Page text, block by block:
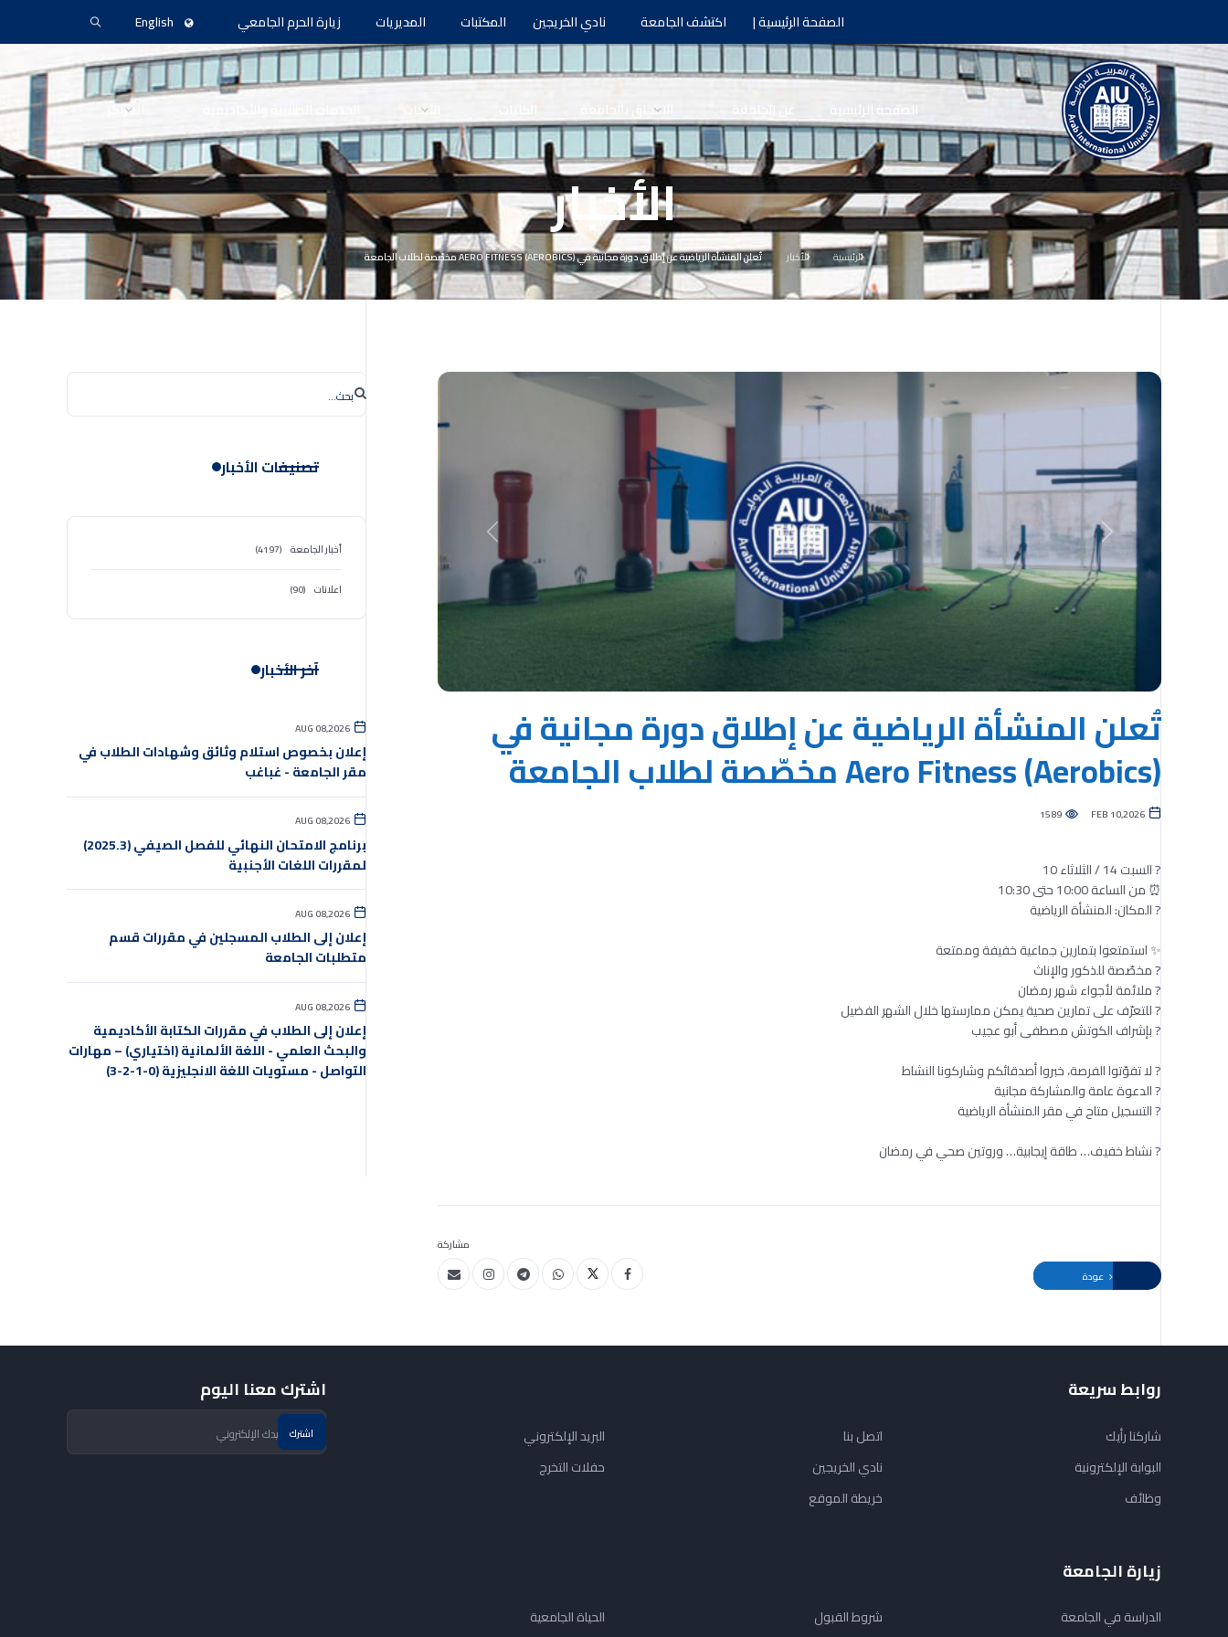
الصفحة الرئيسية | اكتشف الجامعة نادي الخريجين المكتبات المديريات زيارة الحرم الجامعي English
الصفحة الرئيسية الالتحاق بالجامعة الأبحاث المراكز
الأخبار
الرئيسية الأخبار تُعلن المنشأة الرياضية عن إطلاق دورة مجانية في AERO FITNESS (AEROBICS) مخصّصة لطلاب الجامعة
Previous
Next
تُعلن المنشأة الرياضية عن إطلاق دورة مجانية في
Aero Fitness (Aerobics) مخصّصة لطلاب الجامعة
FEB 10,2026
1589
? السبت 14 / الثلاثاء 10
⏰ من الساعة 10:00 حتى 10:30
? المكان: المنشأة الرياضية
✨ استمتعوا بتمارين جماعية خفيفة وممتعة
? مخصّصة للذكور والإناث
? ملائمة لأجواء شهر رمضان
? للتعرّف على تمارين صحية يمكن ممارستها خلال الشهر الفضيل
? بإشراف الكوتش مصطفى أبو عجيب
? لا تفوّتوا الفرصة، خبروا أصدقائكم وشاركونا النشاط
? الدعوة عامة والمشاركة مجانية
? التسجيل متاح في مقر المنشأة الرياضية
? نشاط خفيف… طاقة إيجابية… وروتين صحي في رمضان
مشاركة
تصنيفات الأخبار
أخبار الجامعة (4197)
اعلانات (90)
آخر الأخبار
AUG 08,2026
إعلان بخصوص استلام وثائق وشهادات الطلاب في
مقر الجامعة - غباغب
AUG 08,2026
برنامج الامتحان النهائي للفصل الصيفي (2025.3)
لمقررات اللغات الأجنبية
AUG 08,2026
إعلان إلى الطلاب المسجلين في مقررات قسم
متطلبات الجامعة
AUG 08,2026
إعلان إلى الطلاب في مقررات الكتابة الأكاديمية
والبحث العلمي - اللغة الألمانية (اختياري) – مهارات
التواصل - مستويات اللغة الانجليزية (0-1-2-3)
روابط سريعة
شاركنا رأيك
البوابة الإلكترونية
وظائف
اتصل بنا
نادي الخريجين
خريطة الموقع
البريد الإلكتروني
حفلات التخرج
زيارة الجامعة
الدراسة في الجامعة
شروط القبول
الحياة الجامعية
اشترك معنا اليوم